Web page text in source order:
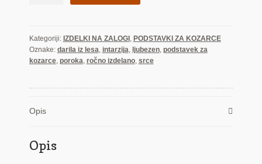
Kategoriji: IZDELKI NA ZALOGI, PODSTAVKI ZA KOZARCE
Oznake: darila iz lesa, intarzija, ljubezen, podstavek za
kozarce, poroka, ročno izdelano, srce
Opis
Opis